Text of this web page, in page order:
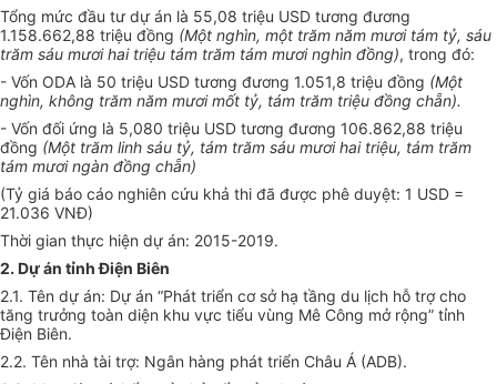
Tổng mức đầu tư dự án là 55,08 triệu USD tương đương
1.158.662,88 triệu đồng (Một nghìn, một trăm năm mươi tám tỷ, sáu
trăm sáu mươi hai triệu tám trăm tám mươi nghìn đồng), trong đó:
- Vốn ODA là 50 triệu USD tương đương 1.051,8 triệu đồng (Một
nghìn, không trăm năm mươi mốt tỷ, tám trăm triệu đồng chẵn).
- Vốn đối ứng là 5,080 triệu USD tương đương 106.862,88 triệu
đồng (Một trăm linh sáu tỷ, tám trăm sáu mươi hai triệu, tám trăm
tám mươi ngàn đồng chẵn)
(Tỷ giá báo cáo nghiên cứu khả thi đã được phê duyệt: 1 USD =
21.036 VNĐ)
Thời gian thực hiện dự án: 2015-2019.
2. Dựán tỉnh Điện Biên
2.1. Tên dự án: Dự án “Phát triển cơ sở hạ tầng du lịch hỗ trợ cho
tăng trưởng toàn diện khu vực tiểu vùng Mê Công mở rộng” tỉnh
Điện Biên.
2.2. Tên nhà tài trợ: Ngân hàng phát triển Châu Á (ADB).